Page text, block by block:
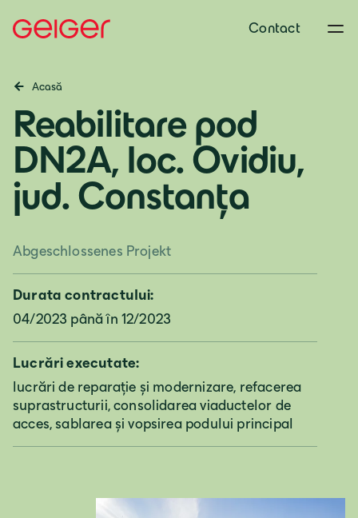
Contact
Acasă
Reabilitare pod
DN2A, loc. Ovidiu,
jud. Constanța
Abgeschlossenes Projekt
Durata contractului:
04/2023 până în 12/2023
Lucrări executate:
lucrări de reparație și modernizare, refacerea
suprastructurii, consolidarea viaductelor de
acces, sablarea și vopsirea podului principal
Deutschland
Deutsch
Österreich